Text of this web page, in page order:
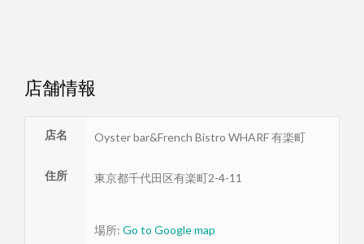
店舗情報
店名 Oyster bar&French Bistro WHARF 有楽町
住所 東京都千代田区有楽町2-4-11
場所: Go to Google map